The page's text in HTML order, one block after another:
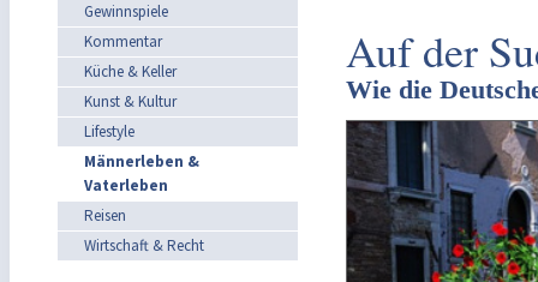
Gewinnspiele
Kommentar
Küche & Keller
Kunst & Kultur
Lifestyle
Männerleben &
Vaterleben
Reisen
Wirtschaft & Recht
Auf der
Wie die